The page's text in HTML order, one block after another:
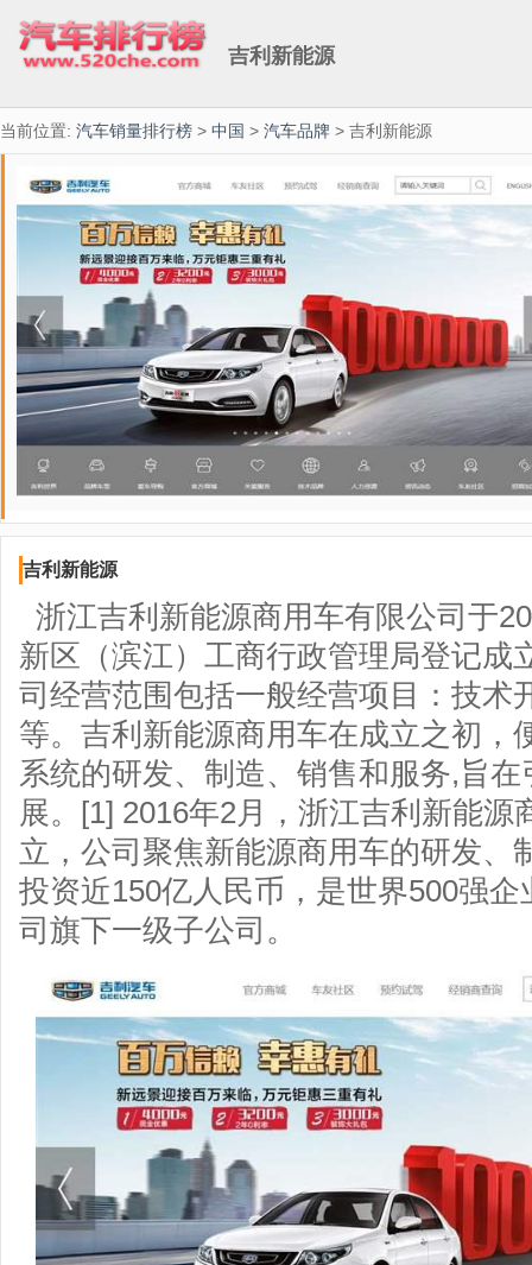
吉利新能源
当前位置: 汽车销量排行榜 > 中国 > 汽车品牌 > 吉利新能源
吉利新能源
浙江吉利新能源商用车有限公司于
新区（滨江）工商行政管理局登记成
司经营范围包括一般经营项目：技术
等。吉利新能源商用车在成立之初，
系统的研发、制造、销售和服务,旨
展。[1] 2016年2月，浙江吉利新能
立，公司聚焦新能源商用车的研发、
投资近150亿人民币，是世界500强
司旗下一级子公司。